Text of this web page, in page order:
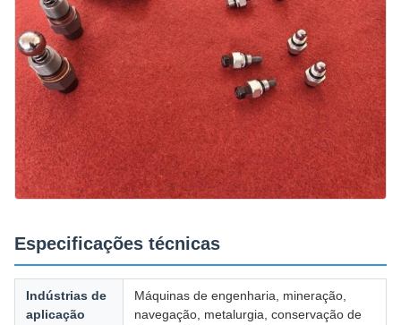
Especificações técnicas
Indústrias de
aplicação
Máquinas de engenharia, mineração,
navegação, metalurgia, conservação de